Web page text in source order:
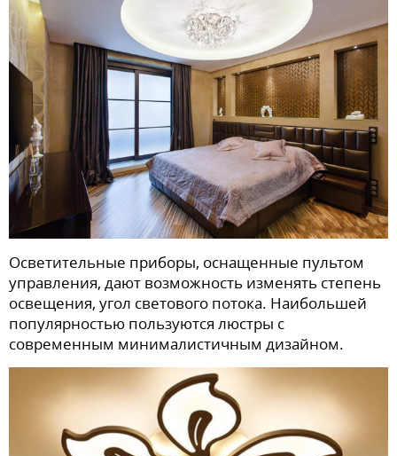
Осветительные приборы, оснащенные пультом
управления, дают возможность изменять степень
освещения, угол светового потока. Наибольшей
популярностью пользуются люстры с
современным минималистичным дизайном.